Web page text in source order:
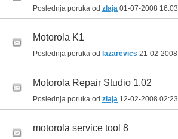
Poslednja poruka od zlaja 01-07-2008 16:03
Motorola K1
Poslednja poruka od lazarevics 21-02-2008
Motorola Repair Studio 1.02
Poslednja poruka od zlaja 12-02-2008 02:23
motorola service tool 8